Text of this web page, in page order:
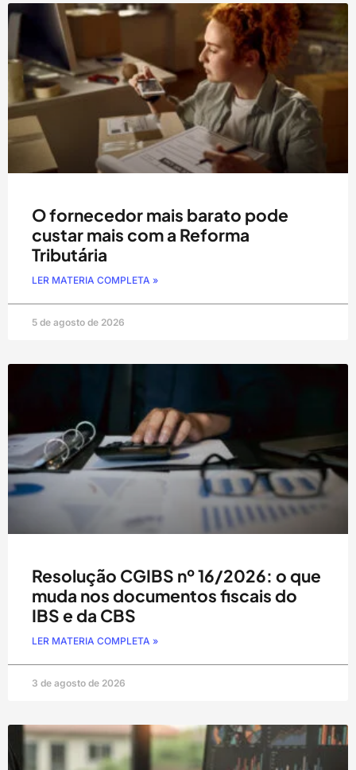
O fornecedor mais barato pode
custar mais com a Reforma
Tributária
LER MATERIA COMPLETA »
5 de agosto de 2026
Resolução CGIBS nº 16/2026: o que
muda nos documentos fiscais do
IBS e da CBS
LER MATERIA COMPLETA »
3 de agosto de 2026